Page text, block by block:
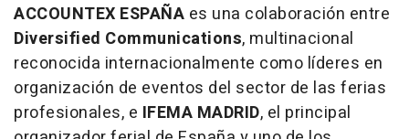
ACCOUNTEX ESPAÑA es una colaboración entre
Diversified Communications, multinacional
reconocida internacionalmente como líderes en
organización de eventos del sector de las ferias
profesionales, e IFEMA MADRID, el principal